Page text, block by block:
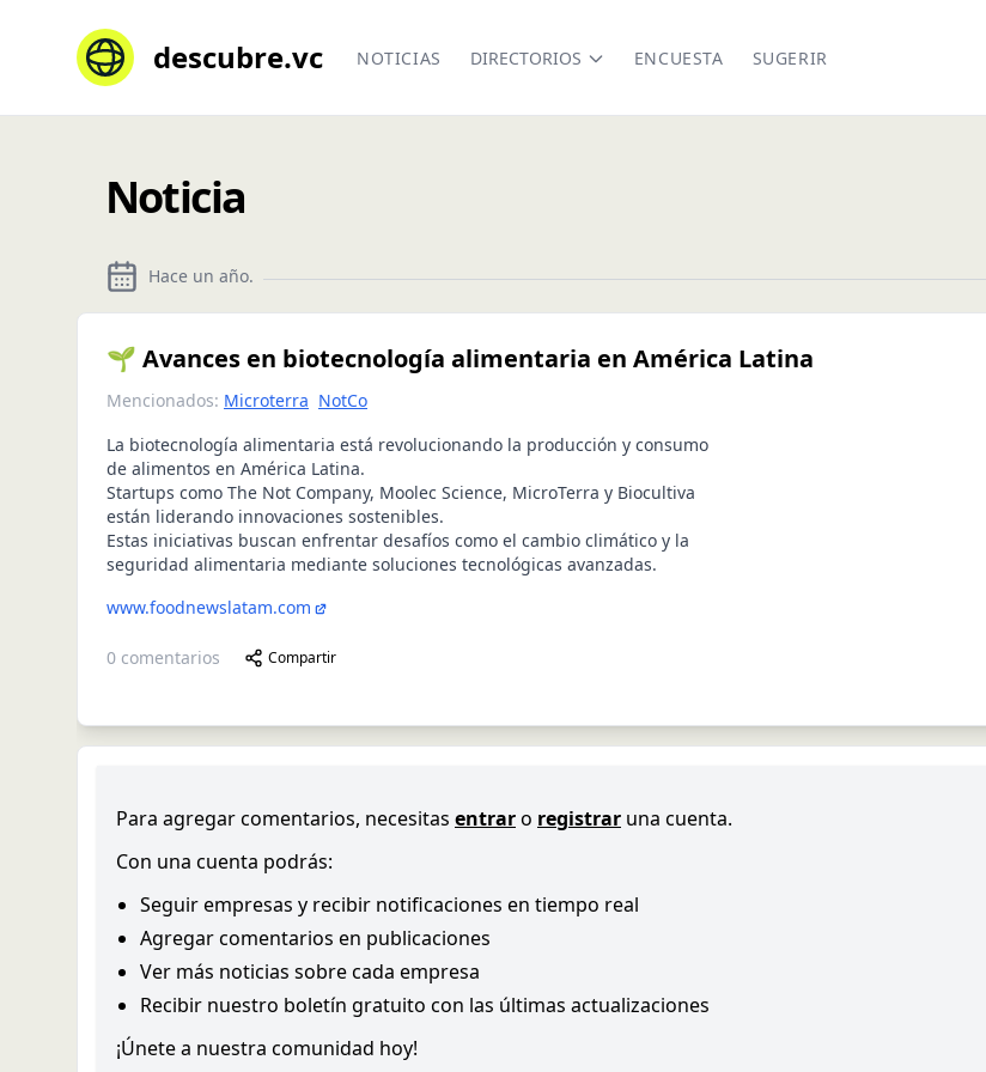
descubre.vc NOTICIAS DIRECTORIOS ENCUESTA SUGERIR
Noticia
Hace un año.
🌱 Avances en biotecnología alimentaria en América Latina
Mencionados: Microterra NotCo
La biotecnología alimentaria está revolucionando la producción y consumo
de alimentos en América Latina.
Startups como The Not Company, Moolec Science, MicroTerra y Biocultiva
están liderando innovaciones sostenibles.
Estas iniciativas buscan enfrentar desafíos como el cambio climático y la
seguridad alimentaria mediante soluciones tecnológicas avanzadas.
www.foodnewslatam.com
0 comentarios Compartir
Para agregar comentarios, necesitas entraro registrar una cuenta.
Con una cuenta podrás:
Seguir empresas y recibir notificaciones en tiempo real
Agregar comentarios en publicaciones
Ver más noticias sobre cada empresa
Recibir nuestro boletín gratuito con las últimas actualizaciones
¡Únete a nuestra comunidad hoy!